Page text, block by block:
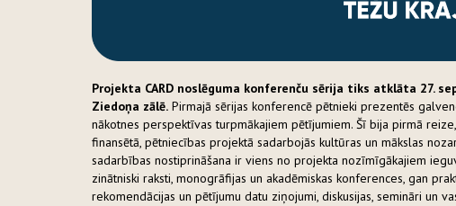
Projekta CARD noslēguma konferenču sērija tiks atklāta 27.
Ziedoņa zālē. Pirmajā sērijas konferencē pētnieki prezentēs
nākotnes perspektīvas turpmākajiem pētījumiem. Šī bija pirmā
finansētā, pētniecības projektā sadarbojās kultūras un mākslas
sadarbības nostiprināšana ir viens no projekta nozīmīgākajiem
zinātniski raksti, monogrāfijas un akadēmiskas konferences, gan
rekomendācijas un pētījumu datu ziņojumi, diskusijas, semināri un